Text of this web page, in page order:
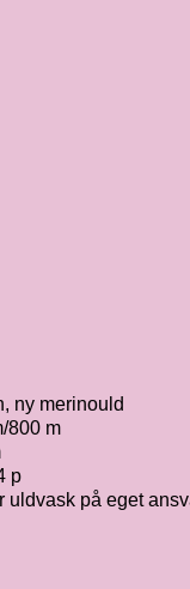
ny merinould
800 m
p
uldvask på eget